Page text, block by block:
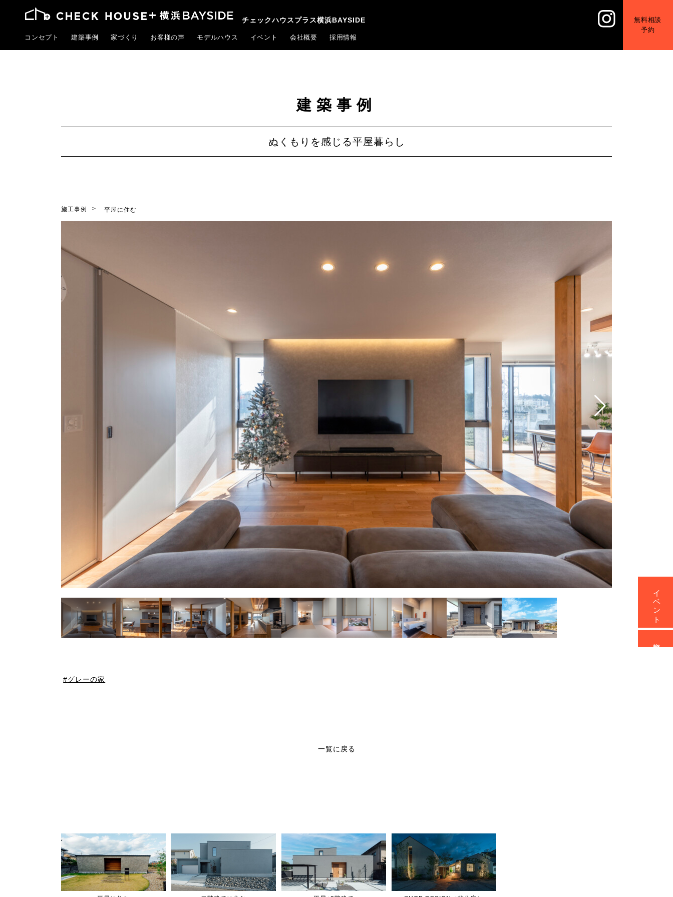
チェックハウスプラス横浜BAYSIDE
コンセプト 建築事例 家づくり お客様の声 モデルハウス イベント 会社概要 採用情報
無料相談
予約
建築事例
ぬくもりを感じる平屋暮らし
施工事例 平屋に住む
グレーの家
一覧に戻る
イベント